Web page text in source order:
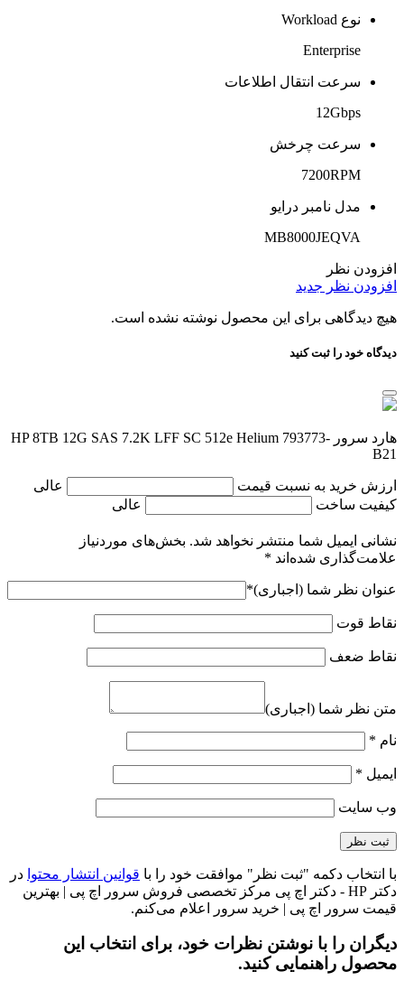
نوع Workload
Enterprise
سرعت انتقال اطلاعات
12Gbps
سرعت چرخش
7200RPM
مدل نامبر درایو
MB8000JEQVA
افزودن نظر
افزودن نظر جدید
هیچ دیدگاهی برای این محصول نوشته نشده است.
دیدگاه خود را ثبت کنید
هارد سرور HP 8TB 12G SAS 7.2K LFF SC 512e Helium 793773-
B21
ارزش خرید به نسبت قیمت
عالی
کیفیت ساخت
عالی
نشانی ایمیل شما منتشر نخواهد شد. بخش‌های موردنیاز
علامت‌گذاری شده‌اند *
عنوان نظر شما (اجباری)*
نقاط قوت
نقاط ضعف
متن نظر شما (اجباری)
نام *
ایمیل *
وب‌ سایت
با انتخاب دکمه "ثبت نظر" موافقت خود را با قوانین انتشار محتوا در
دکتر HP - دکتر اچ پی مرکز تخصصی فروش سرور اچ پی | بهترین
قیمت سرور اچ پی | خرید سرور اعلام می‌کنم.
دیگران را با نوشتن نظرات خود، برای انتخاب این
محصول راهنمایی کنید.